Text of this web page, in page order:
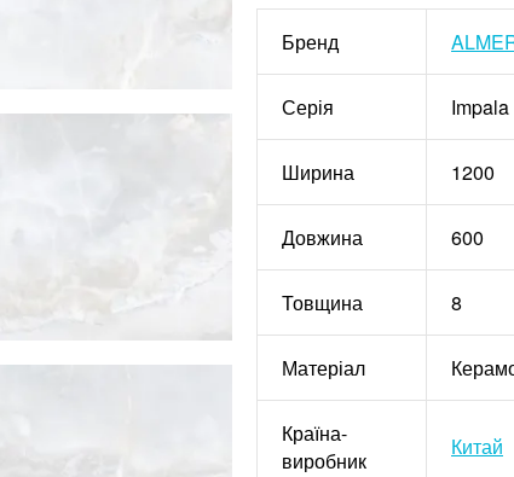
Бренд
Серія Impala
Ширина 1200
Довжина 600
Товщина 8
Матеріал
Країна-
виробник
Китай